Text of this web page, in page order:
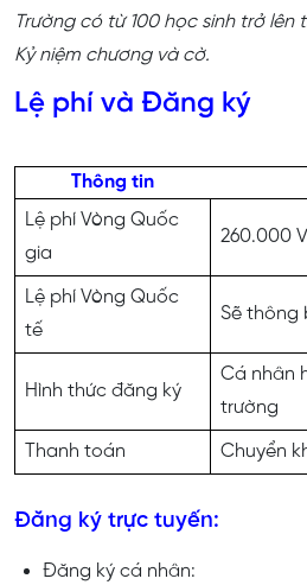
Trường có từ 100 học sinh trở
Kỷ niệm chương và cờ.
Lệ phí và Đăng ký
Thông tin
Lệ phí Vòng Quốc
gia
260.000
Lệ phí Vòng Quốc
tế
Sẽ thông
Hình thức đăng ký
Cá nhân
trường
Thanh toán Chuyển
Đăng ký trực tuyến:
Đăng ký cá nhân: